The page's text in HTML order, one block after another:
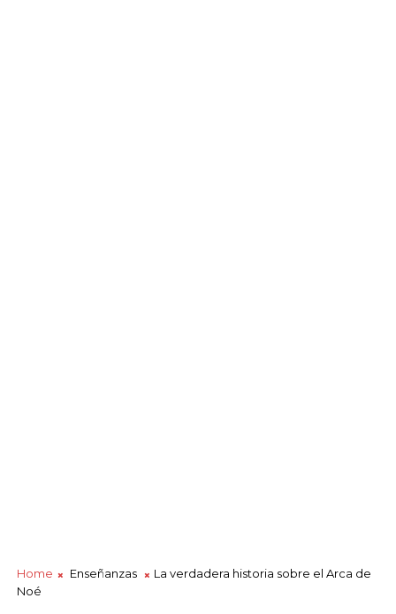
Home Enseñanzas
La verdadera historia sobre el Arca de
Noé